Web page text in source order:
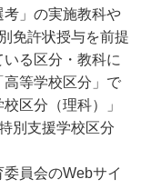
」の実施教科や
免許状授与を前提
る区分・教科に
等学校区分」で
区分（理科）」
別支援学校区分
員会のWebサイ